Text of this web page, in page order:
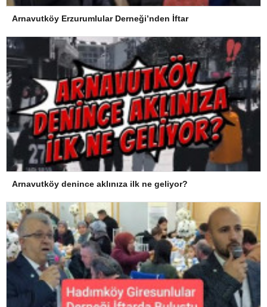
Arnavutköy Erzurumlular Derneği’nden İftar
Arnavutköy denince aklınıza ilk ne geliyor?